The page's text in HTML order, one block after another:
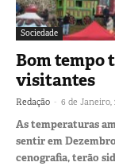
Sociedade
Bom tempo
visitantes
Redação - 6 de Janeiro,
As temperaturas
sentir em
cenografia, terão